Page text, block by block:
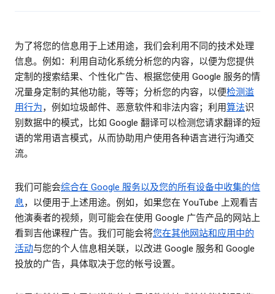
为了将您的信息用于上述用途，我们会利用不同的技术处理
信息。例如：利用自动化系统分析您的内容，以便为您提供
定制的搜索结果、个性化广告、根据您使用 Google 服务的情
况量身定制的其他功能，等等；分析您的内容，以便检测滥
用行为，例如垃圾邮件、恶意软件和非法内容；利用算法识
别数据中的模式，比如 Google 翻译可以检测您请求翻译的短
语的常用语言模式，从而协助用户使用各种语言进行沟通交
流。
我们可能会综合在 Google 服务以及您的所有设备中收集的信
息，以便用于上述用途。例如，如果您在 YouTube 上观看吉
他演奏者的视频，则可能会在使用 Google 广告产品的网站上
看到吉他课程广告。我们可能会将您在其他网站和应用中的
活动与您的个人信息相关联，以改进 Google 服务和 Google
投放的广告，具体取决于您的帐号设置。